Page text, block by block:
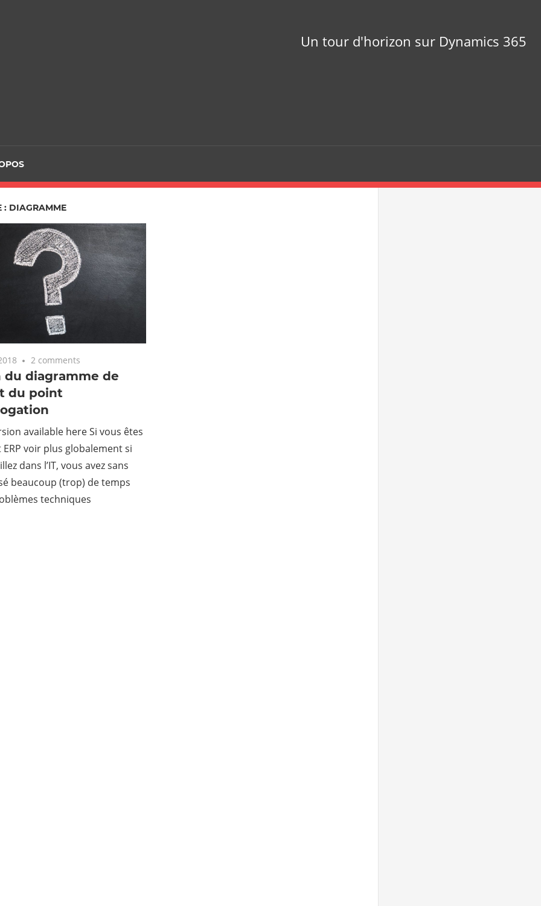
Un tour d'horizon sur Dynamics 365
: DIAGRAMME
2 comments
du diagramme de
du point
available here Si vous êtes
voir plus globalement si
dans l’IT, vous avez sans
beaucoup (trop) de temps
techniques